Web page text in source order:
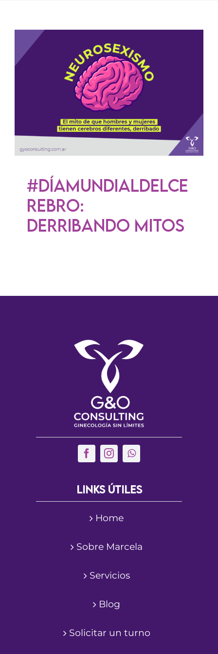
Derribando mitos
#DíaMundialDelCe
rebro:
Derribando mitos
Links útiles
Home
Sobre Marcela
Servicios
Blog
Solicitar un turno